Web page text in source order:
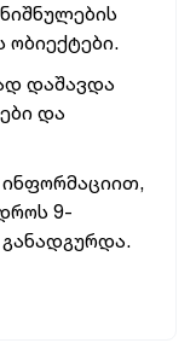
ობიექტები.
დაშავდა
და
ინფორმაციით,
9-